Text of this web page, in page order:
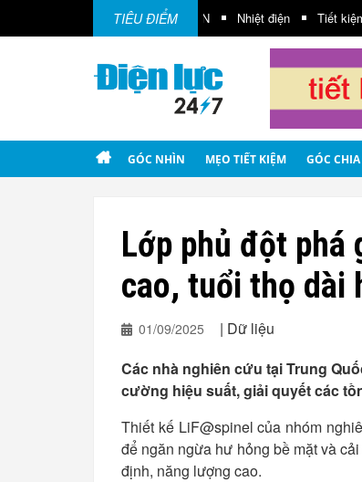
TIÊU ĐIỂM
Điện mặt trời EVN Nhiệt điện Tiết
GÓC NHÌN MẸO TIẾT KIỆM GÓC CHIA
Lớp phủ đột
cao, tuổi thọ dài
01/09/2025 | Dữ liệu
Các nhà nghiên cứu tại Trung
cường hiệu suất, giải quyết các
Thiết kế LiF@spinel của nhóm
để ngăn ngừa hư hỏng bề mặt và
định, năng lượng cao.